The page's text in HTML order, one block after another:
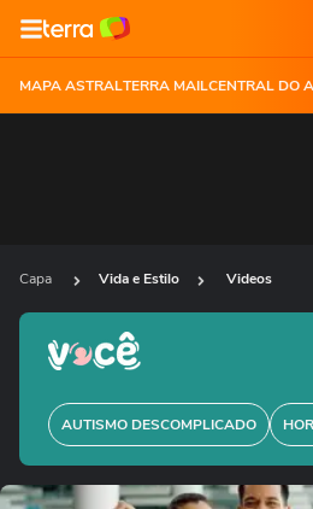
MAPA ASTRALTERRA MAILCENTRAL DO
Capa Vida e Estilo Videos
AUTISMO DESCOMPLICADO